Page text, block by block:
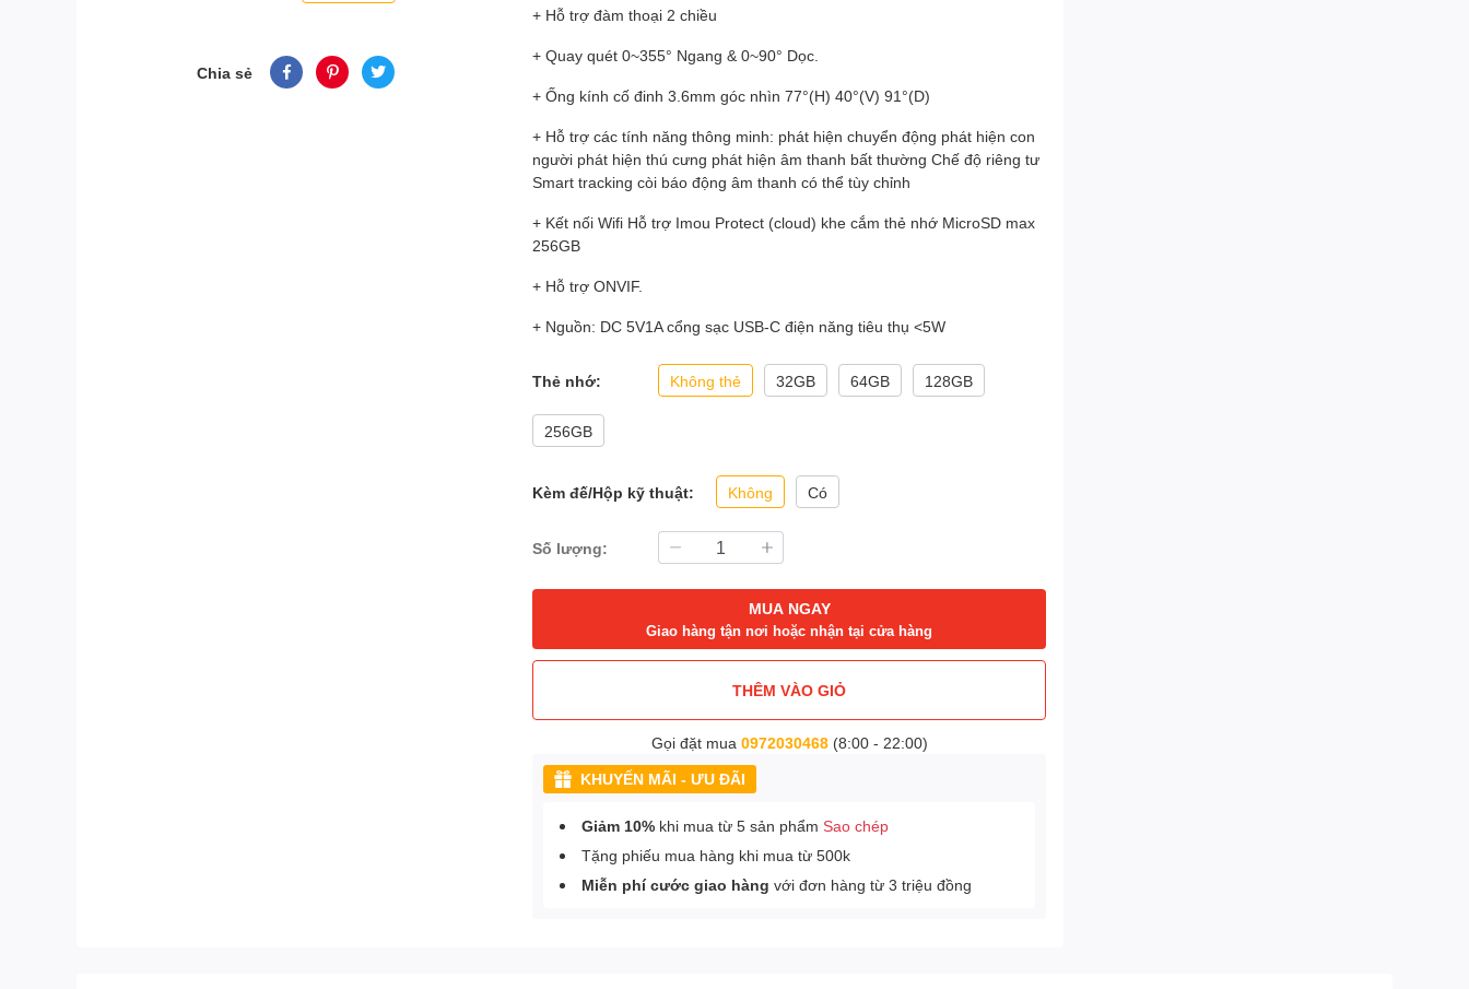
Chia sẻ
+ Hỗ trợ đàm thoại 2 chiều
+ Quay quét 0~355° Ngang & 0~90° Dọc.
+ Ống kính cố đinh 3.6mm góc nhìn 77°(H) 40°(V) 91°(D)
+ Hỗ trợ các tính năng thông minh: phát hiện chuyển động phát hiện con
người phát hiện thú cưng phát hiện âm thanh bất thường Chế độ riêng tư
Smart tracking còi báo động âm thanh có thể tùy chỉnh
+ Kết nối Wifi Hỗ trợ Imou Protect (cloud) khe cắm thẻ nhớ MicroSD max
256GB
+ Hỗ trợ ONVIF.
+ Nguồn: DC 5V1A cổng sạc USB-C điện năng tiêu thụ <5W
Thẻ nhớ: Không thẻ 32GB 64GB 128GB
256GB
Kèm đế/Hộp kỹ thuật: Không Có
Số lượng:
MUA NGAY
Giao hàng tận nơi hoặc nhận tại cửa hàng
THÊM VÀO GIỎ
Gọi đặt mua 0972030468(8:00 - 22:00)
KHUYẾN MÃI - ƯU ĐÃI
Giảm 10% khi mua từ 5 sản phẩmSao chép
Tặng phiếu mua hàng khi mua từ 500k
Miễn phí cước giao hàng với đơn hàng từ 3 triệu đồng